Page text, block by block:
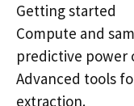
Getting started
Compute and
predictive power
Advanced tools
extraction.